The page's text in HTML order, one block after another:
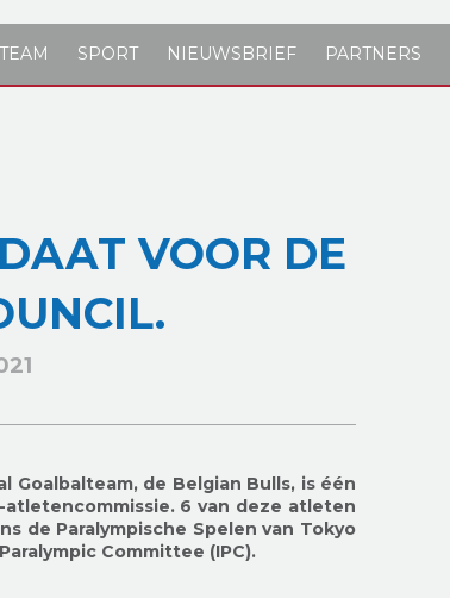
TEAM SPORT NIEUWSBRIEF PARTNERS
VOOR DE
Goalbalteam, de Belgian Bulls, is één
6 van deze atleten
de Paralympische Spelen van Tokyo
Committee (IPC).